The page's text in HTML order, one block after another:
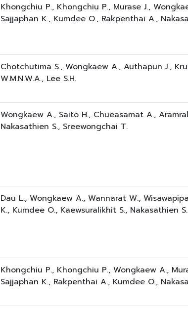
Khongchiu P., Khongchiu P., Murase J.,
Sajjaphan K., Kumdee O., Rakpenthai A.,
Chotchutima S., Wongkaew A., Authapun J.,
W.M.N.W.A., Lee S.H.
Wongkaew A., Saito H., Chueasamat A.,
Nakasathien S., Sreewongchai T.
Dau L., Wongkaew A., Wannarat W.,
K., Kumdee O., Kaewsuralikhit S., Nakasathien S.
Khongchiu P., Khongchiu P., Wongkaew A.,
Sajjaphan K., Rakpenthai A., Kumdee O.,